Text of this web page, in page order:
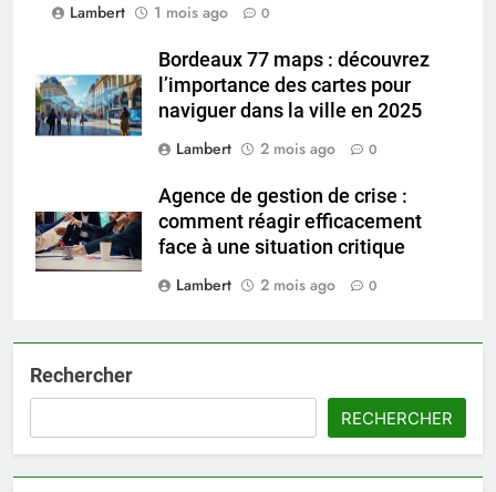
Lambert
1 mois ago 0
Bordeaux 77 maps : découvrez
l’importance des cartes pour
naviguer dans la ville en 2025
Lambert
2 mois ago 0
Agence de gestion de crise :
comment réagir efficacement
face à une situation critique
Lambert
2 mois ago 0
Rechercher
RECHERCHER